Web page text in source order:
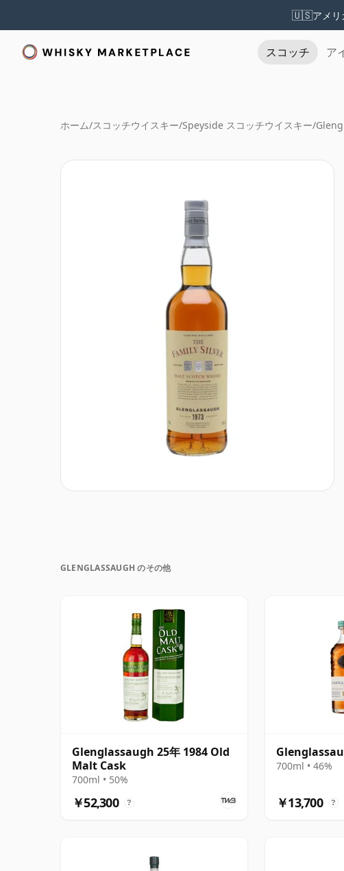
🇺🇸アメリ
スコッチ ア
ホーム/スコッチウイスキー/Speyside スコッチウイスキー/
GLENGLASSAUGH のその他
Glenglassaugh 25年 1984 Old
Malt Cask
700ml • 50%
￥52,300 ?
700ml • 46%
￥13,700 ?